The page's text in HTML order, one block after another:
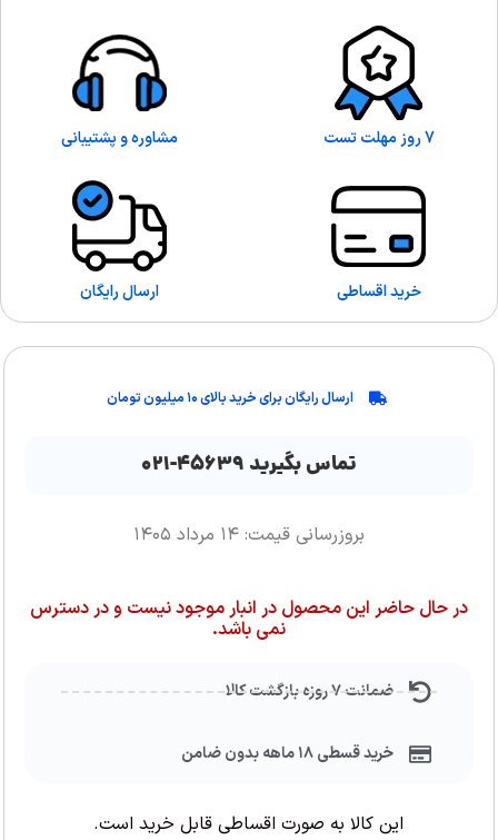
7 روز مهلت تست مشاوره و پشتیبانی
خرید اقساطی ارسال رایگان
ارسال رایگان برای خرید بالای ۱۰ میلیون تومان
تماس بگیرید ۴۵۶۳۹-۰۲۱
بروزرسانی قیمت: ۱۴ مرداد ۱۴۰۵
در حال حاضر این محصول در انبار موجود نیست و در دسترس
نمی باشد.
ضمانت ۷ روزه بازگشت کالا
خرید قسطی ۱۸ ماهه بدون ضامن
این کالا به صورت اقساطی قابل خرید است.